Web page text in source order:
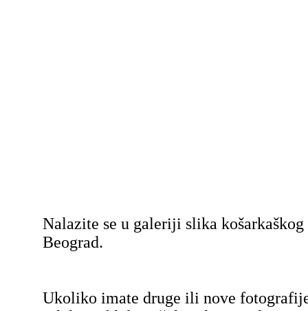
Nalazite se u galeriji slika
Beograd.
Ukoliko imate druge ili nove